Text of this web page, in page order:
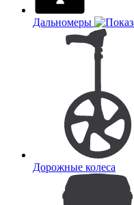
Дальномеры
Дорожные колеса